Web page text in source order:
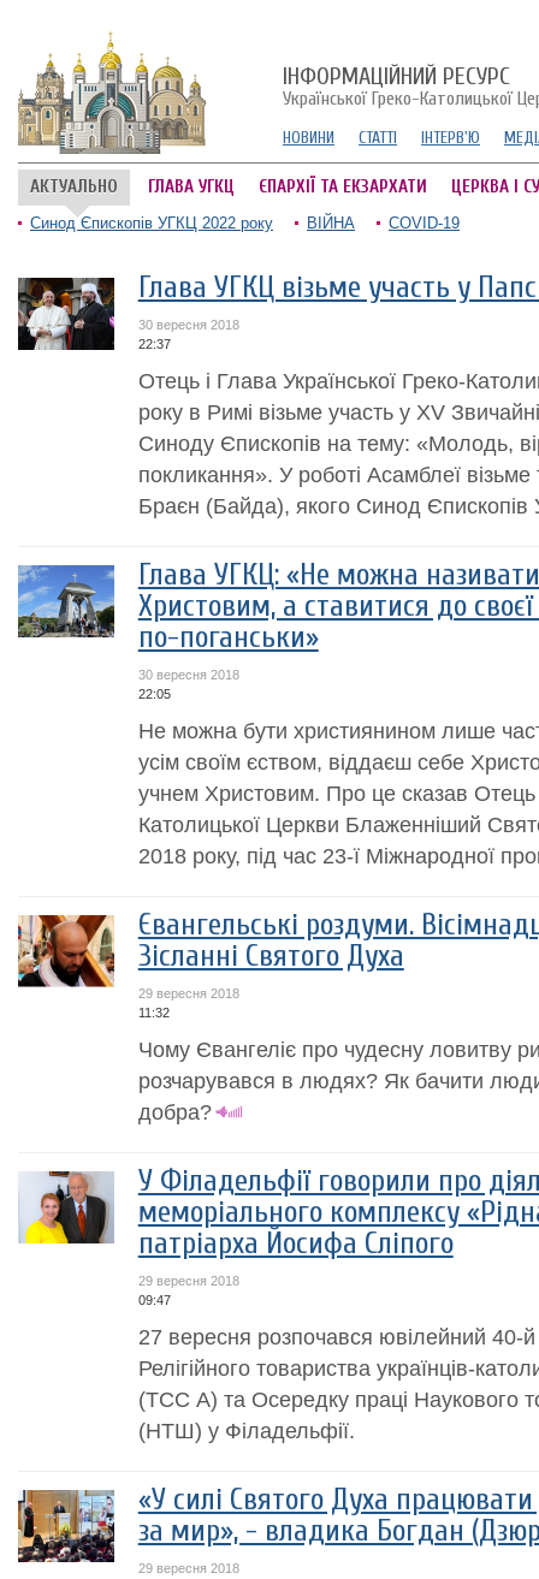
ІНФОРМАЦІЙНИЙ РЕСУРС
Української Греко-Католицької
НОВИНИ СТАТТІ ІНТЕРВ'Ю
АКТУАЛЬНО ГЛАВА УГКЦ ЄПАРХІЇ ТА ЕКЗАРХАТИ ЦЕРКВА І
Синод Єпископів УГКЦ 2022 року ВІЙНА COVID-19
Глава УГКЦ візьме участь у
30 вересня 2018
22:37
Отець і Глава Української Греко-
року в Римі візьме участь у XV
Синоду Єпископів на тему: «Молодь,
покликання». У роботі Асамблеї
Браєн (Байда), якого Синод
Глава УГКЦ: «Не можна
Христовим, а ставитися до
по-поганськи»
30 вересня 2018
22:05
Не можна бути християнином лише
усім своїм єством, віддаєш себе
учнем Христовим. Про це сказав Отець
Католицької Церкви Блаженніший
2018 року, під час 23-ї Міжнародної
Євангельські роздуми.
Зісланні Святого Духа
29 вересня 2018
11:32
Чому Євангеліє про чудесну ловитву
розчарувався в людях? Як бачити
добра?
У Філадельфії говорили про
меморіального комплексу
патріарха Йосифа Сліпого
29 вересня 2018
09:47
27 вересня розпочався ювілейний 40-й
Релігійного товариства українців-
(ТСС А) та Осередку праці Наукового
(НТШ) у Філадельфії.
«У силі Святого Духа
за мир», - владика Богдан
29 вересня 2018